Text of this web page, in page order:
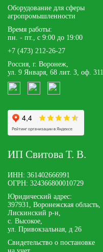
Оборудование для сферы
агропромышленности
Время работы:
пн. - пт., с 9:00 до 19:00
+7 (473) 212-26-27
Россия, г. Воронеж,
ул. 9 Января, 68 лит. З, оф. 311
ИП Свитова Т. В.
ИНН: 361402666991
ОГРН: 324366800010729
Юридический адрес:
397931, Воронежская область,
Лискинский р-н,
с. Высокое,
ул. Привокзальная, д 26
Свидетельство о постановке